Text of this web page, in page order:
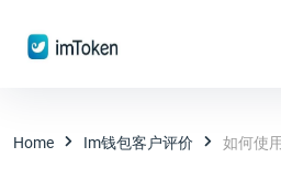
Home Im钱包客户评价 如何使